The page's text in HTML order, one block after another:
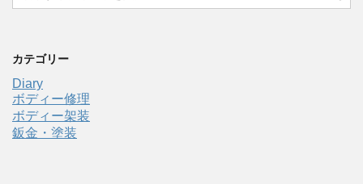
カテゴリー
Diary
ボディー修理
ボディー架装
鈑金・塗装